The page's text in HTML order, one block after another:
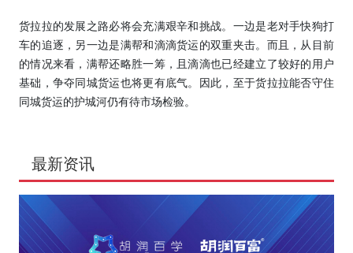
货拉拉的发展之路必将会充满艰辛和挑战。一边是老对手快狗打
车的追逐，另一边是满帮和滴滴货运的双重夹击。而且，从目前
的情况来看，满帮还略胜一筹，且滴滴也已经建立了较好的用户
基础，争夺同城货运也将更有底气。因此，至于货拉拉能否守住
同城货运的护城河仍有待市场检验。
最新资讯